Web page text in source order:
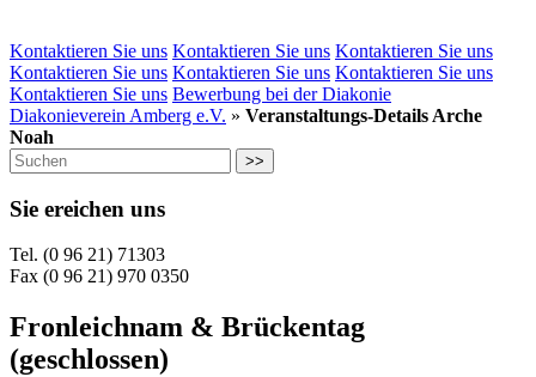
Kontaktieren Sie uns Kontaktieren Sie uns Kontaktieren Sie uns
Kontaktieren Sie uns Kontaktieren Sie uns Kontaktieren Sie uns
Kontaktieren Sie uns Bewerbung bei der Diakonie
Diakonieverein Amberg e.V. » Veranstaltungs-Details Arche
Noah
>>
Sie ereichen uns
Tel. (0 96 21) 71303
Fax (0 96 21) 970 0350
Fronleichnam & Brückentag
(geschlossen)